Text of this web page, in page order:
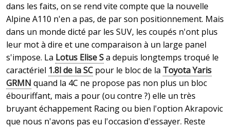
dans les faits, on se rend vite compte que la nouvelle
Alpine A110 n'en a pas, de par son positionnement. Mais
dans un monde dicté par les SUV, les coupés n'ont plus
leur mot à dire et une comparaison à un large panel
s'impose. La Lotus Elise Sa depuis longtemps troqué le
caractériel 1.8l de la SC pour le bloc de la Toyota Yaris
GRMN quand la 4C ne propose pas non plus un bloc
ébouriffant, mais a pour (ou contre ?) elle un très
bruyant échappement Racing ou bien l'option Akrapovic
que nous n'avons pas eu l'occasion d'essayer. Reste